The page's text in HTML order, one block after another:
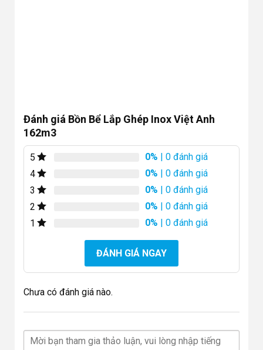
Đánh giá Bồn Bể Lắp Ghép Inox Việt Anh
162m3
5 0% | 0 đánh giá
4
0% | 0 đánh giá
3
0% | 0 đánh giá
2
0% | 0 đánh giá
1
0% | 0 đánh giá
ĐÁNH GIÁ NGAY
Chưa có đánh giá nào.